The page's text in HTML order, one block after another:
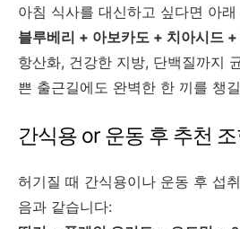
아침 식사를 대신하고 싶다면 아
블루베리 + 아보카도 + 치아시드
항산화, 건강한 지방, 단백질까지
쁜 출근길에도 완벽한 한 끼를 챙
간식용 or 운동 후 추천
허기질 때 간식용이나 운동 후 섭
음과 같습니다: